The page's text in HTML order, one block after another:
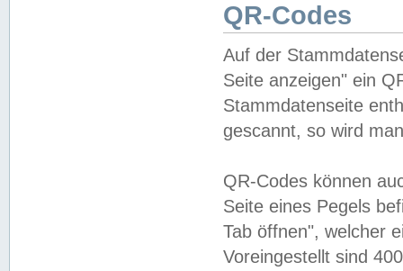
QR-Codes
Auf der
Seite anzeigen" ein
Stammdatenseite
gescannt, so wird
QR-Codes können
Seite eines Pegels
Tab öffnen", welcher
Voreingestellt sind